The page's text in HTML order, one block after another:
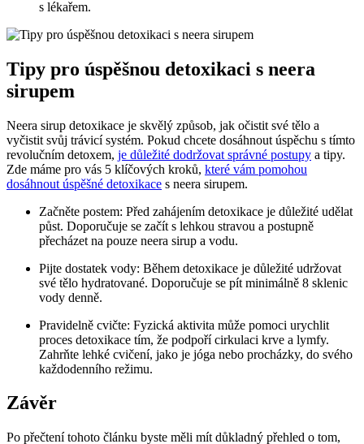
s lékařem.
Tipy pro úspěšnou detoxikaci s neera
sirupem
Neera sirup detoxikace je skvělý způsob, jak očistit své tělo a
vyčistit svůj trávicí systém. Pokud chcete dosáhnout úspěchu s tímto
revolučním detoxem, je důležité dodržovat správné postupy a tipy.
Zde máme pro vás 5 klíčových kroků, které vám pomohou
dosáhnout úspěšné detoxikace s neera sirupem.
Začněte postem: Před zahájením detoxikace je důležité udělat
půst. Doporučuje se začít s lehkou stravou a postupně
přecházet na pouze neera sirup a vodu.
Pijte dostatek vody: Během detoxikace je důležité udržovat
své tělo hydratované. Doporučuje se pít minimálně 8 sklenic
vody denně.
Pravidelně cvičte: Fyzická aktivita může pomoci urychlit
proces detoxikace tím, že podpoří cirkulaci krve a lymfy.
Zahrňte lehké cvičení, jako je jóga nebo procházky, do svého
každodenního režimu.
Závěr
Po přečtení tohoto článku byste měli mít důkladný přehled o tom,